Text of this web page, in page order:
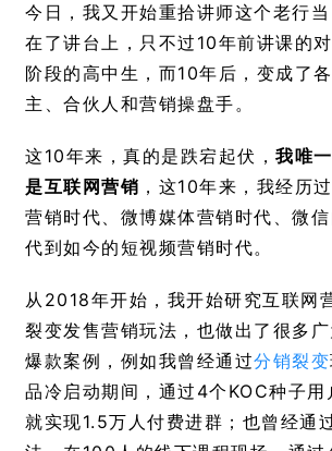
今日，我又开始重拾讲师这个老行
在了讲台上，只不过10年前讲课的
阶段的高中生，而10年后，变成了
主、合伙人和营销操盘手。
这10年来，真的是跌宕起伏， 我唯
是互联网营销 ，这10年来，我经历
营销时代、微博媒体营销时代、微
代到如今的短视频营销时代。
从2018年开始，我开始研究互联
裂变发售营销玩法，也做出了很多
爆款案例，例如我曾经通过分销裂变
品冷启动期间，通过4个KOC种子用
就实现1.5万人付费进群；也曾经通